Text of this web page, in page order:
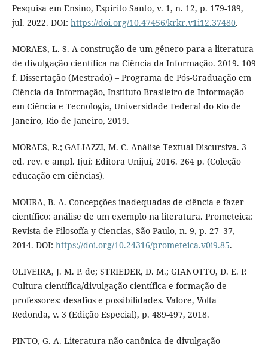
Pesquisa em Ensino, Espírito Santo, v. 1, n. 12, p. 179-189,
jul. 2022. DOI: https://doi.org/10.47456/krkr.v1i12.37480.
MORAES, L. S. A construção de um gênero para a literatura
de divulgação científica na Ciência da Informação. 2019. 109
f. Dissertação (Mestrado) – Programa de Pós-Graduação em
Ciência da Informação, Instituto Brasileiro de Informação
em Ciência e Tecnologia, Universidade Federal do Rio de
Janeiro, Rio de Janeiro, 2019.
MORAES, R.; GALIAZZI, M. C. Análise Textual Discursiva. 3
ed. rev. e ampl. Ijuí: Editora Unijuí, 2016. 264 p. (Coleção
educação em ciências).
MOURA, B. A. Concepções inadequadas de ciência e fazer
científico: análise de um exemplo na literatura. Prometeica:
Revista de Filosofía y Ciencias, São Paulo, n. 9, p. 27–37,
2014. DOI: https://doi.org/10.24316/prometeica.v0i9.85.
OLIVEIRA, J. M. P. de; STRIEDER, D. M.; GIANOTTO, D. E. P.
Cultura científica/divulgação científica e formação de
professores: desafios e possibilidades. Valore, Volta
Redonda, v. 3 (Edição Especial), p. 489-497, 2018.
PINTO, G. A. Literatura não-canônica de divulgação